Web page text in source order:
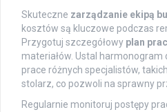
Skuteczne zarządzanie ekipą
kosztów są kluczowe podczas
Przygotuj szczegółowy plan prac
materiałów. Ustal harmonogram
prace różnych specjalistów,
stolarz, co pozwoli na sprawny
Regularnie monitoruj postępy